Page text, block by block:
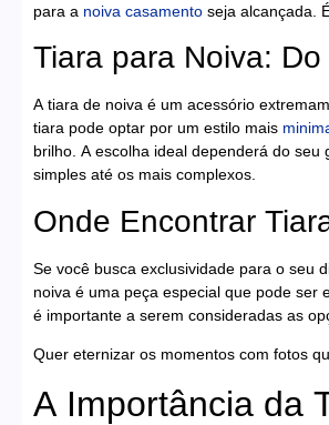
para a noiva casamento seja alcançada.
Tiara para Noiva:
A tiara de noiva é um acessório
tiara pode optar por um estilo mais
brilho. A escolha ideal dependerá do seu
simples até os mais complexos.
Onde Encontrar
Se você busca exclusividade para o seu
noiva é uma peça especial que pode ser
é importante a serem consideradas as
Quer eternizar os momentos com fotos
A Importância da